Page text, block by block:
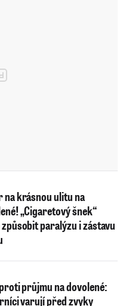
na krásnou ulitu na
„Cigaretový šnek“
paralýzu i zástavu
průjmu na dovolené:
varují před zvyky